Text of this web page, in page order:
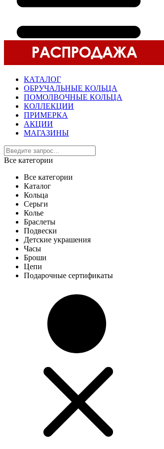
КАТАЛОГ
ОБРУЧАЛЬНЫЕ КОЛЬЦА
ПОМОЛВОЧНЫЕ КОЛЬЦА
КОЛЛЕКЦИИ
ПРИМЕРКА
АКЦИИ
МАГАЗИНЫ
Все категории
Все категории
Каталог
Кольца
Серьги
Колье
Браслеты
Подвески
Детские украшения
Часы
Броши
Цепи
Подарочные сертификаты